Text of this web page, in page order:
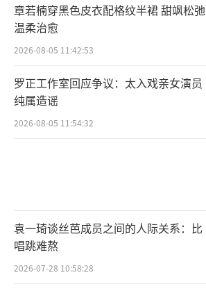
章若楠穿黑色皮衣配格纹半裙 甜飒松弛
温柔治愈
2026-08-05 11:42:53
罗正工作室回应争议：太入戏亲女演员
纯属造谣
2026-08-05 11:54:32
袁一琦谈丝芭成员之间的人际关系：比
唱跳难熬
2026-07-28 10:58:28